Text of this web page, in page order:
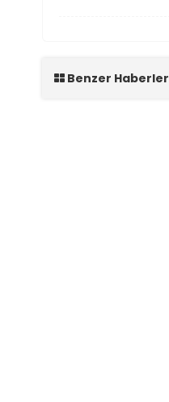
Benzer Haberler